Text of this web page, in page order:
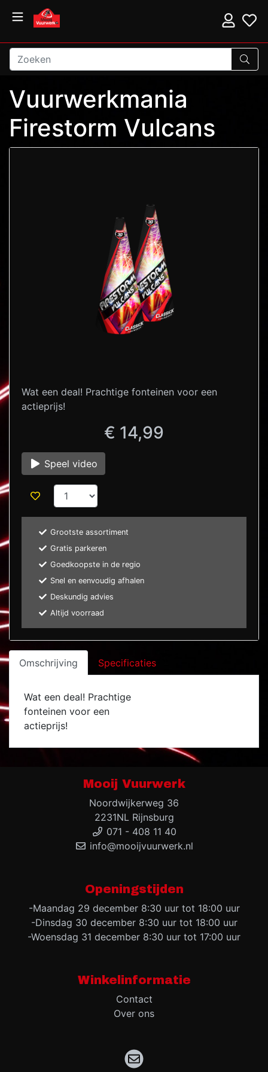
Vuurwerkmania
Firestorm Vulcans
Wat een deal! Prachtige fonteinen voor een
actieprijs!
€ 14,99
Speel video
Grootste assortiment
Gratis parkeren
Goedkoopste in de regio
Snel en eenvoudig afhalen
Deskundig advies
Altijd voorraad
Omschrijving Specificaties
Wat een deal! Prachtige
fonteinen voor een
actieprijs!
Mooij Vuurwerk
Noordwijkerweg 36
2231NL Rijnsburg
071 - 408 11 40
info@mooijvuurwerk.nl
Openingstijden
-Maandag 29 december 8:30 uur tot 18:00 uur
-Dinsdag 30 december 8:30 uur tot 18:00 uur
-Woensdag 31 december 8:30 uur tot 17:00 uur
Winkelinformatie
Contact
Over ons